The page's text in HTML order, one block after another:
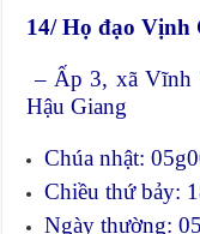
14/ Họ đạo Vịnh
– Ấp 3, xã Vĩnh
Hậu Giang
Chúa nhật:
Chiều thứ bảy:
Ngày thường: